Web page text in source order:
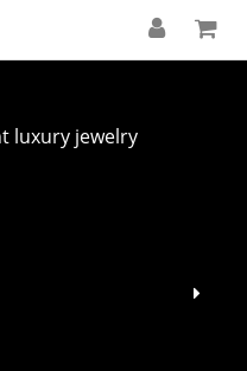
luxury jewelry